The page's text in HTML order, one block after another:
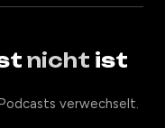
nicht ist
verwechselt.